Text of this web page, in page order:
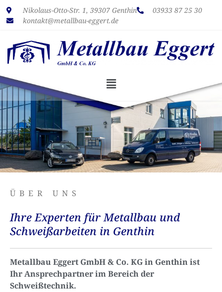
Nikolaus-Otto-Str. 1, 39307 Genthin 03933 87 25 30
kontakt@metallbau-eggert.de
ÜBER UNS
Ihre Experten für Metallbau und
Schweißarbeiten in Genthin
Metallbau Eggert GmbH & Co. KG in Genthin ist
Ihr Ansprechpartner im Bereich der
Schweißtechnik.